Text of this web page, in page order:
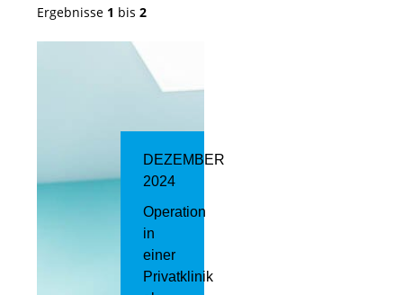
Ergebnisse 1 bis 2
DEZEMBER
2024
Operation
in
einer
Privatklinik